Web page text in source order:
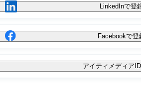
LinkedInで登
Facebookで登
アイティメディア